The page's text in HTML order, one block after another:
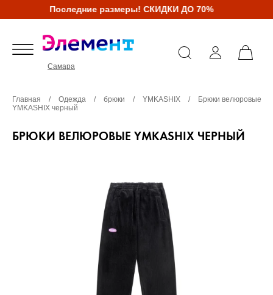
Последние размеры! СКИДКИ ДО 70%
Самара
Главная / Одежда / брюки / YMKASHIX /
Брюки велюровые
YMKASHIX черный
БРЮКИ ВЕЛЮРОВЫЕ YMKASHIX ЧЕРНЫЙ